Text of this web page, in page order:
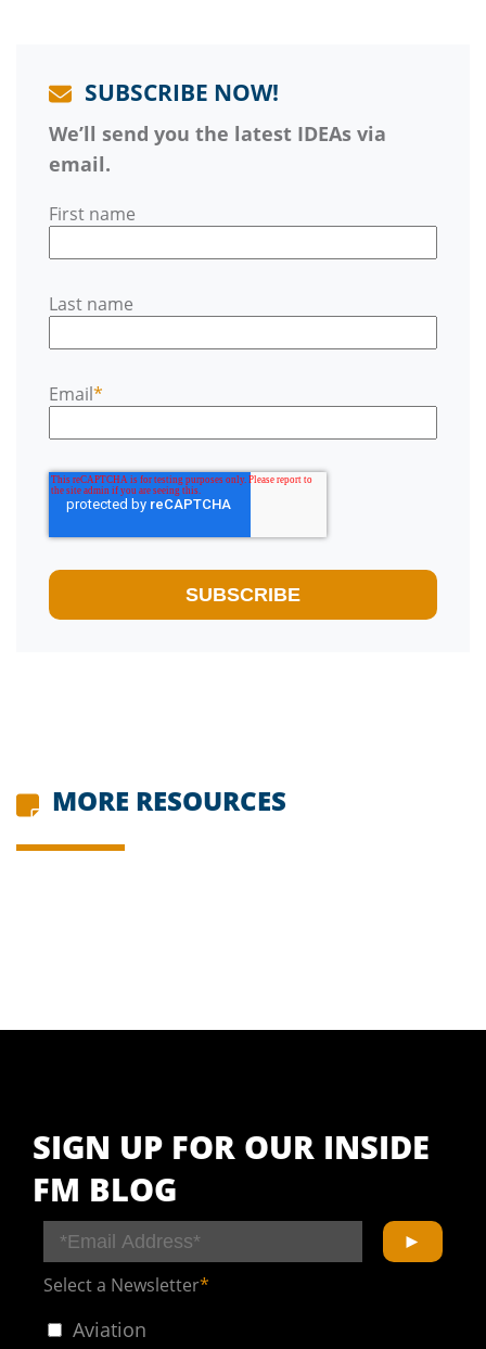
SUBSCRIBE NOW!
We’ll send you the latest IDEAs via
email.
First name
Last name
Email*
MORE RESOURCES
SIGN UP FOR OUR INSIDE
FM BLOG
Select a Newsletter*
Aviation